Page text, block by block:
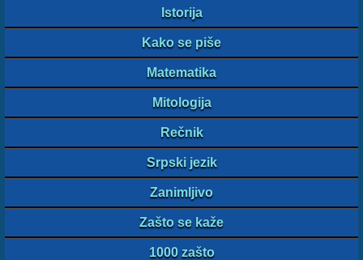
Istorija
Kako se piše
Matematika
Mitologija
Rečnik
Srpski jezik
Zanimljivo
Zašto se kaže
1000 zašto